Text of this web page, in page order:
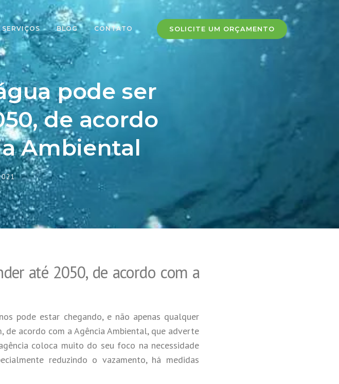
SERVIÇOS BLOG CONTATO SOLICITE UM ORÇAMENTO
pode ser
de acordo
Ambiental
até 2050, de acordo com a
pode estar chegando, e não apenas qualquer
de acordo com a Agência Ambiental, que adverte
coloca muito do seu foco na necessidade
reduzindo o vazamento, há medidas